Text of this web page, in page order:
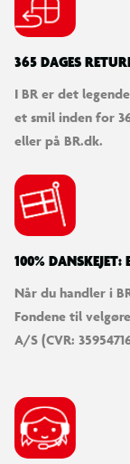
365 DAGES
I BR er det
et smil inden for
eller på BR.dk.
100% DANSKEJET:
Når du handler i
Fondene til
A/S (CVR: